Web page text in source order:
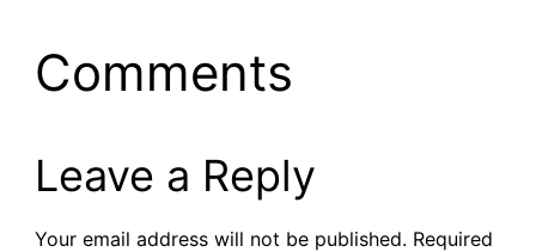
Comments
Leave a Reply
Your email address will not be published. Required